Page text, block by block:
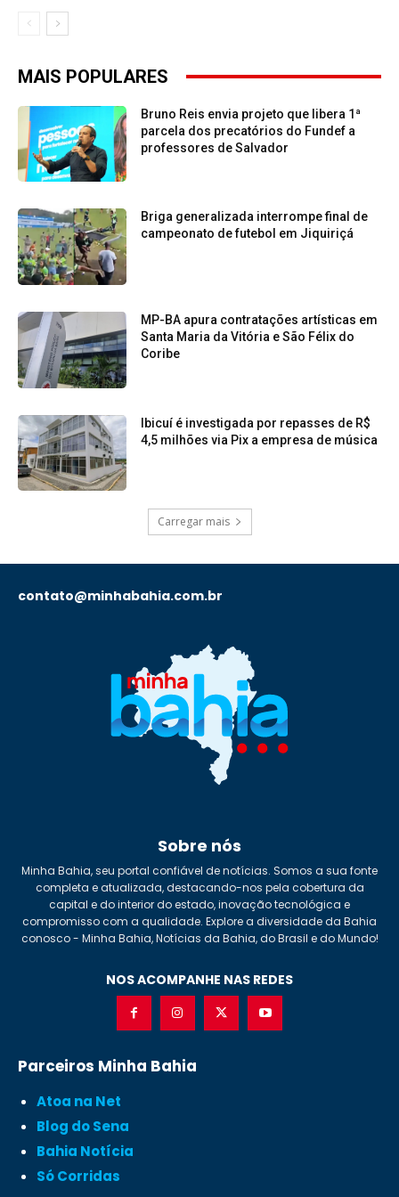
MAIS POPULARES
Bruno Reis envia projeto que libera 1ª
parcela dos precatórios do Fundef a
professores de Salvador
Briga generalizada interrompe final de
campeonato de futebol em Jiquiriçá
MP-BA apura contratações artísticas em
Santa Maria da Vitória e São Félix do
Coribe
Ibicuí é investigada por repasses de R$
4,5 milhões via Pix a empresa de música
Carregar mais
contato@minhabahia.com.br
Sobre nós
Minha Bahia, seu portal confiável de notícias. Somos a sua fonte
completa e atualizada, destacando-nos pela cobertura da
capital e do interior do estado, inovação tecnológica e
compromisso com a qualidade. Explore a diversidade da Bahia
conosco - Minha Bahia, Notícias da Bahia, do Brasil e do Mundo!
NOS ACOMPANHE NAS REDES
Parceiros Minha Bahia
Atoa na Net
Blog do Sena
Bahia Notícia
Só Corridas